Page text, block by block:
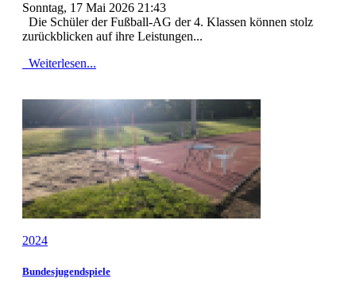
Sonntag, 17 Mai 2026 21:43
Die Schüler der Fußball-AG der 4. Klassen können stolz
zurückblicken auf ihre Leistungen...
Weiterlesen...
2024
Bundesjugendspiele